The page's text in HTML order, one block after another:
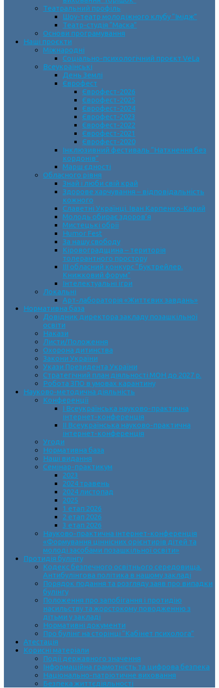
Театральний профіль
Шоу-театр молодіжного клубу “Імідж”
Театр-студія “Маска”
Основи програмування
Наші проєкти
Міжнародні
Соціально-психологічний проєкт VeLa
Всеукраїнські
День Землі
Єврофест
Єврофест-2026
Єврофест-2025
Єврофест-2024
Єврофест-2023
Єврофест-2022
Єврофест-2021
Єврофест-2020
Інклюзивний фестиваль “Натхнення без
кордонів”
Марш єдності
Обласного рівня
Знай і люби свій край
Здорове харчування – відповідальність
кожного
Славетні Українці. Іван Карпенко-Карий
Молодь обирає здоров’я
Мистецькі обрії
Humor Fest
За нашу свободу
Кіровоградщина – територія
толерантного простору
ІII обласний конкурс “Буктрейлер.
Книжковий форум”
Інтелектуальні ігри
Локальні
Арт-лабораторія «Життєвих завдань»
Нормативна база
Довідник директора закладу позашкільної
освіти
Накази
Листи/Положення
Охорона дитинства
Закони України
Укази Президента України
Стратегічний план діяльності МОН до 2027 р.
Робота ЗПО в умовах карантину
Науково-методична діяльність
Конференції
І Всеукраїнська науково-практична
інтернет-конференція
ІІ Всеукраїнська науково-практична
інтернет-конференція
Угоди
Нормативна база
Наші видання
Семінар-практикум
2023
2024 травень
2024 листопад
2025
1 етап 2026
2 етап 2026
3 етап 2026
Науково-практична інтернет-конференція
«Формування ціннісних орієнтирів дітей та
молоді засобами позашкільної освіти»
Протидія булінгу
Кодекс безпечного освітнього середовища.
Антибулінгова політика в нашому закладі
Порядок подання та розгляду заяв про випадки
булінгу
Положення про запобігання і протидію
насильству та жорстокому поводженню з
дітьми у закладі
Нормативні документи
Про булінг на сторінці “Кабінет психолога”
Атестація
Корисні матеріали
Події державного значення
Інформаційна грамотність та цифрова безпека
Національно-патріотичне виховання
Безпека життєдіяльності